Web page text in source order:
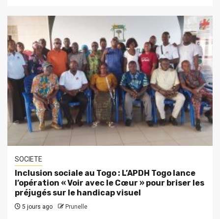
SOCIETE
Inclusion sociale au Togo : L’APDH Togo lance
l’opération « Voir avec le Cœur » pour briser les
préjugés sur le handicap visuel
5 jours ago Prunelle